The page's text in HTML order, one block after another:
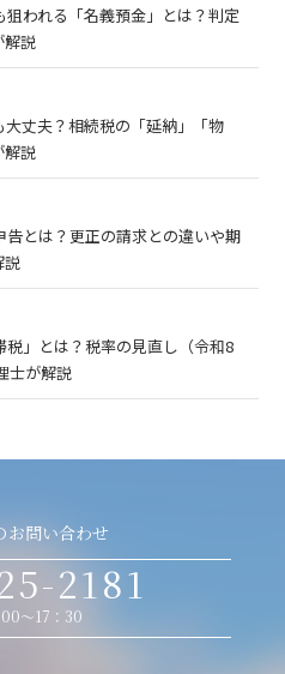
狙われる「名義預金」とは？判定
解説
大丈夫？相続税の「延納」「物
解説
告とは？更正の請求との違いや期
説
税」とは？税率の見直し（令和8
士が解説
お問い合わせ
2181
～17：30